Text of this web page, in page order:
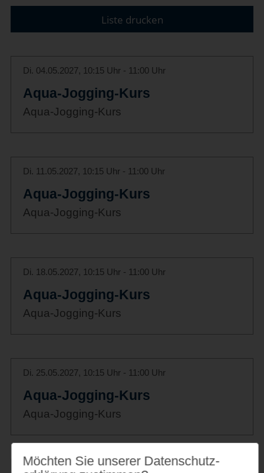
Liste drucken
Di. 04.05.2027, 10:15 Uhr - 11:00 Uhr
Aqua-Jogging-Kurs
Aqua-Jogging-Kurs
Di. 11.05.2027, 10:15 Uhr - 11:00 Uhr
Aqua-Jogging-Kurs
Aqua-Jogging-Kurs
Di. 18.05.2027, 10:15 Uhr - 11:00 Uhr
Aqua-Jogging-Kurs
Aqua-Jogging-Kurs
Di. 25.05.2027, 10:15 Uhr - 11:00 Uhr
Aqua-Jogging-Kurs
Aqua-Jogging-Kurs
Möchten Sie unserer Datenschutz­